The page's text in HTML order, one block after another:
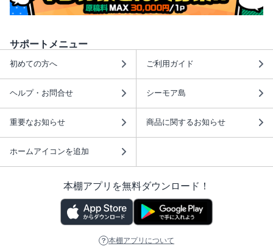
サポートメニュー
初めての方へ ご利用ガイド
ヘルプ・お問合せ シーモア島
重要なお知らせ 商品に関するお知らせ
ホームアイコンを追加
本棚アプリを無料ダウンロード！
本棚アプリについて